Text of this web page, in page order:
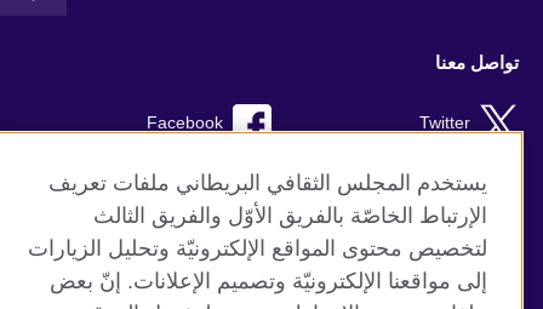
تواصل معنا
Facebook Twitter
Instagram RSS
TikTok
يستخدم المجلس الثقافي البريطاني ملفات تعريف
الإرتباط الخاصّة بالفريق الأوّل والفريق الثالث
لتخصيص محتوى المواقع الإلكترونيّة وتحليل الزيارات
إلى مواقعنا الإلكترونيّة وتصميم الإعلانات. إنّ بعض